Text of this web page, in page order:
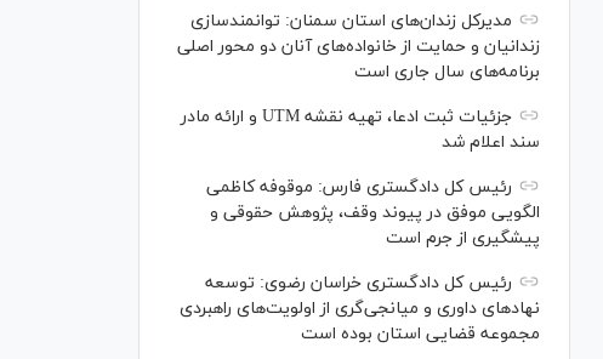
مدیرکل زندان‌های استان سمنان: توانمندسازی
زندانیان و حمایت از خانواده‌های آنان دو محور اصلی
برنامه‌های سال جاری است
جزئیات ثبت ادعا، تهیه نقشه UTM و ارائه مادر
سند اعلام شد
رئیس کل دادگستری فارس: موقوفه کاظمی
الگویی موفق در پیوند وقف، پژوهش حقوقی و
پیشگیری از جرم است
رئیس کل دادگستری خراسان رضوی: توسعه
نهاد‌های داوری و میانجی‌گری از اولویت‌های راهبردی
مجموعه قضایی استان بوده است